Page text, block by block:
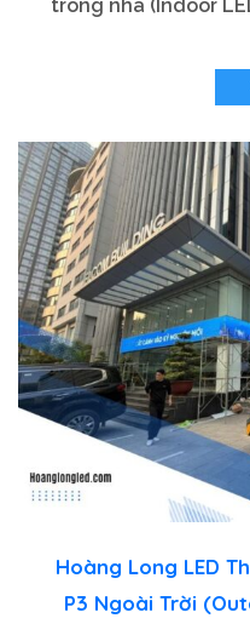
trong nhà (Indoor
Hoàng Long LED
P3 Ngoài Trời